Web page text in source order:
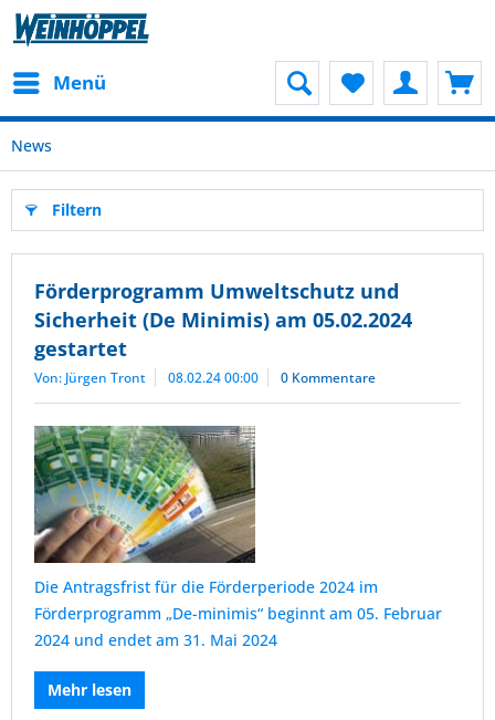
Menü
News
Filtern
Förderprogramm Umweltschutz und
Sicherheit (De Minimis) am 05.02.2024
gestartet
Von: Jürgen Tront 08.02.24 00:00 0 Kommentare
Die Antragsfrist für die Förderperiode 2024 im
Förderprogramm „De-minimis“ beginnt am 05. Februar
2024 und endet am 31. Mai 2024
Mehr lesen